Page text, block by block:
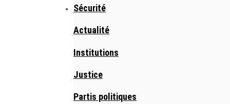
Sécurité
Actualité
Institutions
Justice
Partis politiques